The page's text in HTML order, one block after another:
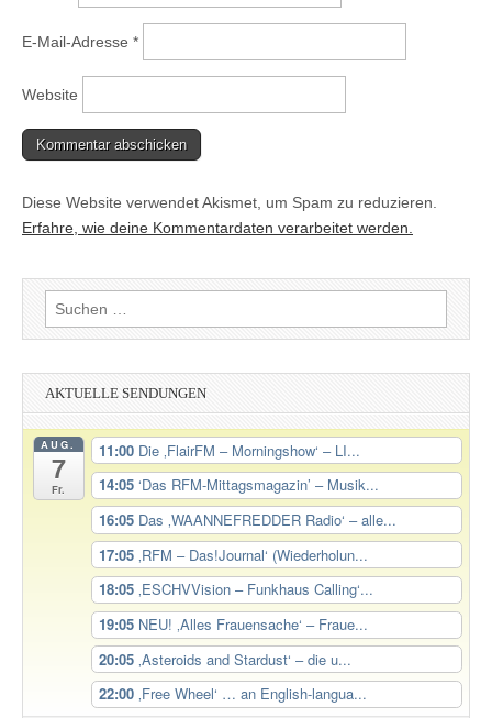
E-Mail-Adresse *
Website
Diese Website verwendet Akismet, um Spam zu reduzieren.
Erfahre, wie deine Kommentardaten verarbeitet werden.
Suchen
nach:
AKTUELLE SENDUNGEN
AUG.
7
Fr.
11:00 Die ‚FlairFM – Morningshow‘ – LI...
14:05 ‘Das RFM-Mittagsmagazin’ – Musik...
16:05 Das ‚WAANNEFREDDER Radio‘ – alle...
17:05 ‚RFM – Das!Journal‘ (Wiederholun...
18:05 ‚ESCHVVision – Funkhaus Calling‘...
19:05 NEU! ‚Alles Frauensache‘ – Fraue...
20:05 ‚Asteroids and Stardust‘ – die u...
22:00 ‚Free Wheel‘ … an English-langua...